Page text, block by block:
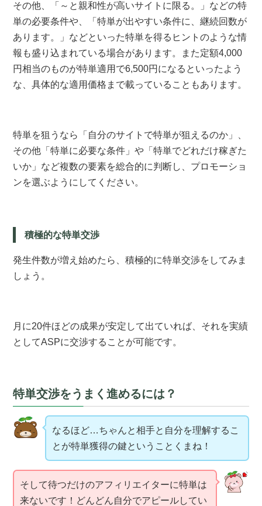
その他、「～と親和性が高いサイトに限る。」などの特
単の必要条件や、「特単が出やすい条件に、継続回数が
あります。」などといった特単を得るヒントのような情
報も盛り込まれている場合があります。また定額4,000
円相当のものが特単適用で6,500円になるといったよう
な、具体的な適用価格まで載っていることもあります。
特単を狙うなら「自分のサイトで特単が狙えるのか」、
その他「特単に必要な条件」や「特単でどれだけ稼ぎた
いか」など複数の要素を総合的に判断し、プロモーショ
ンを選ぶようにしてください。
積極的な特単交渉
発生件数が増え始めたら、積極的に特単交渉をしてみま
しょう。
月に20件ほどの成果が安定して出ていれば、それを実績
としてASPに交渉することが可能です。
特単交渉をうまく進めるには？
なるほど…ちゃんと相手と自分を理解するこ
とが特単獲得の鍵ということくまね！
そして待つだけのアフィリエイターに特単は
来ないです！どんどん自分でアピールしてい